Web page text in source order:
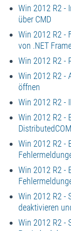
Win 2012 R2 -
über CMD
Win 2012 R2 -
von .NET
Win 2012 R2 -
Win 2012 R2 -
öffnen
Win 2012 R2 -
Win 2012 R2 -
Win 2012 R2 -
Win 2012 R2 -
Win 2012 R2 -
deaktivieren
Win 2012 R2 -